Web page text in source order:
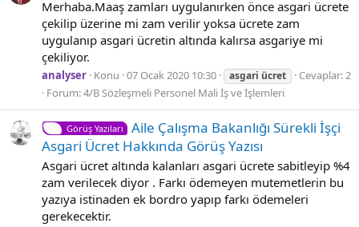
Merhaba.Maaş zamları uygulanırken önce asgari ücrete
çekilip üzerine mi zam verilir yoksa ücrete zam
uygulanıp asgari ücretin altında kalırsa asgariye mi
çekiliyor.
analyser Konu 07 Ocak 2020 10:30 asgari ücret
Cevaplar: 2
Forum:4/B Sözleşmeli Personel Mali İş ve İşlemleri
Görüş Yazıları
Aile Çalışma Bakanlığı Sürekli İşçi
Asgari Ücret Hakkında Görüş Yazısı
Asgari ücret altında kalanları asgari ücrete sabitleyip %4
zam verilecek diyor . Farkı ödemeyen mutemetlerin bu
yazıya istinaden ek bordro yapıp farkı ödemeleri
gerekecektir.